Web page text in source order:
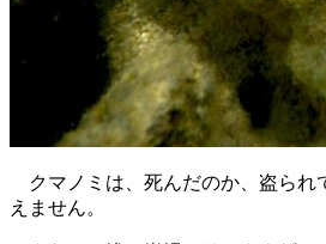
クマノミは、死んだのか、盗られ
えません。